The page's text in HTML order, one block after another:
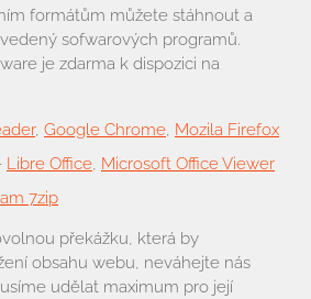
formátům můžete stáhnout a
sofwarových programů.
je zdarma k dispozici na
, Google Chrome, Mozila Firefox
Libre Office, Microsoft Office Viewer
7zip
překážku, která by
obsahu webu, neváhejte nás
udělat maximum pro její